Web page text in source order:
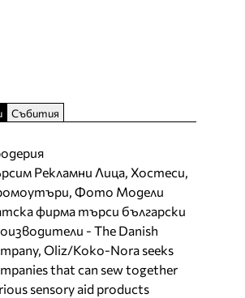
Събития
Рекламни Лица, Хостеси,
Фото Модели
фирма търси български
- The Danish
Oliz/Koko-Nora seeks
that can sew together
sensory aid products